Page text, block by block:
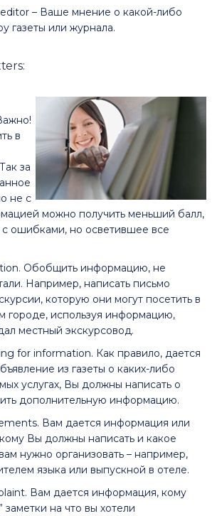
– Ваше мнение о какой-либо
газеты или журнала.
в
за
не с
можно получить меньший балл,
с ошибками, но осветившее все
Обобщить информацию, не
Например, написать письмо
которую они могут посетить в
городе, используя информацию,
местный экскурсовод.
for information. Как правило, дается
из газеты о каких-либо
услугах, Вы должны написать о
дополнительную информацию.
Вам дается информация или
Вы должны написать и какое
нужно организовать – например,
языка или выпускной в отеле.
Вам дается информация, кому
заметки на что вы хотели